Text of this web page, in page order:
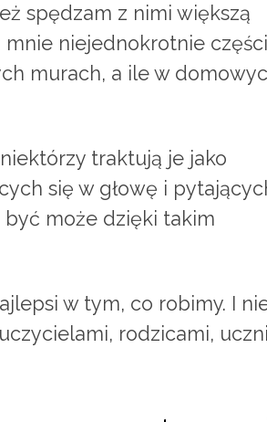
spędzam z nimi większą
niejednokrotnie
murach, a ile w
traktują je jako
się w głowę i
być może dzięki takim
w tym, co robimy. I
rodzicami,